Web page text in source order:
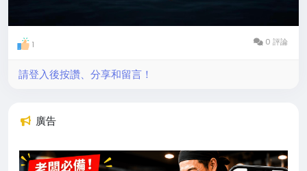
1 0 評論
請登入後按讚、分享和留言！
廣告